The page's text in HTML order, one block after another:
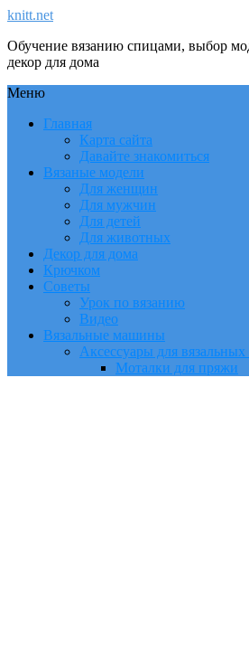
knitt.net
Обучение вязанию спицами, выбор
декор для дома
Меню
Главная
Карта сайта
Давайте знакомиться
Вязаные модели
Для женщин
Для мужчин
Для детей
Для животных
Декор для дома
Крючком
Советы
Урок по вязанию
Видео
Вязальные машины
Аксессуары для
Моталки для пряжи